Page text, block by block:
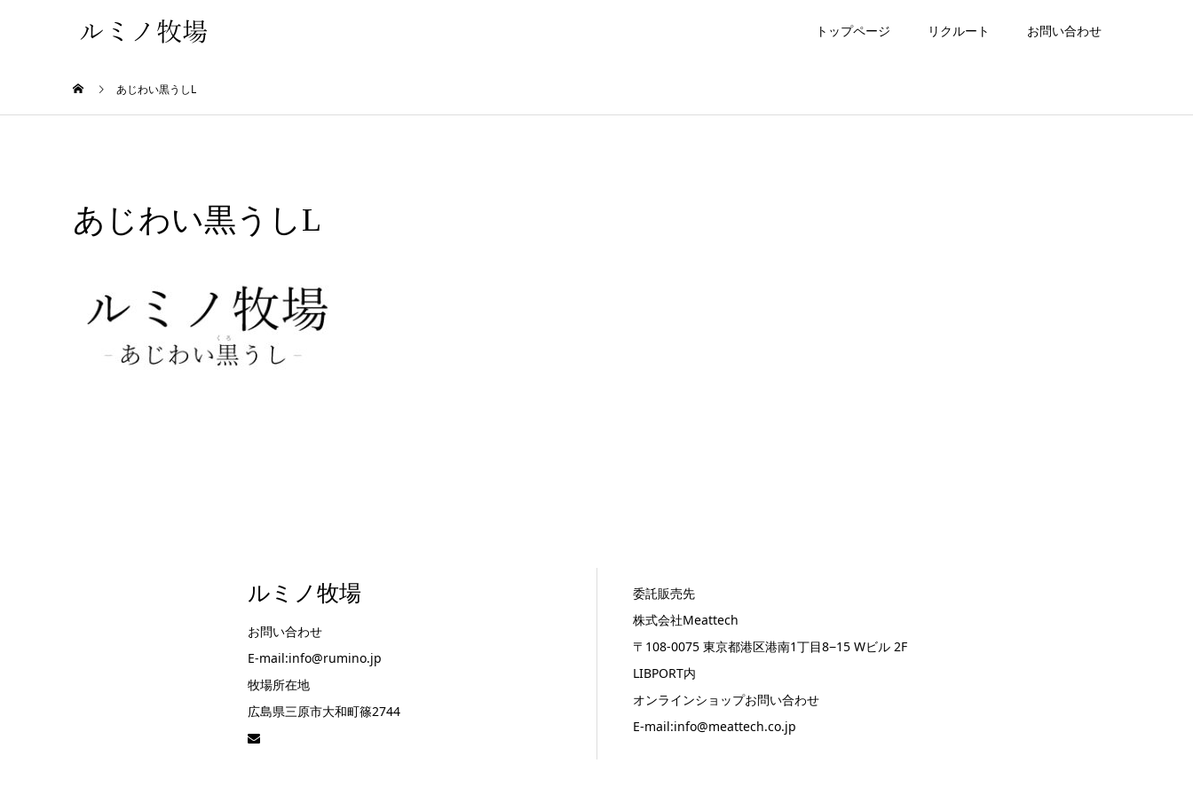
トップページ リクルート お問い合わせ
あじわい黒うしL
あじわい黒うしL
ルミノ牧場
お問い合わせ
E-mail:info@rumino.jp
牧場所在地
広島県三原市大和町篠2744
委託販売先
株式会社Meattech
〒108-0075 東京都港区港南1丁目8−15 Wビル 2F
LIBPORT内
オンラインショップお問い合わせ
E-mail:info@meattech.co.jp